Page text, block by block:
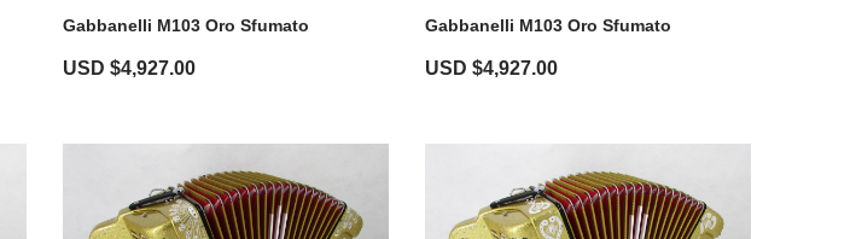
Gabbanelli M103 Oro Sfumato
USD $4,927.00
Gabbanelli M103 Oro Sfumato
USD $4,927.00